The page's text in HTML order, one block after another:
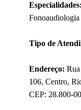
Especialidades:
Tipo de
Endereço:
106, Centro,
CEP: 28.800-